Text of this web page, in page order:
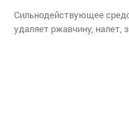
Сильнодействующее
удаляет ржавчину, налет,